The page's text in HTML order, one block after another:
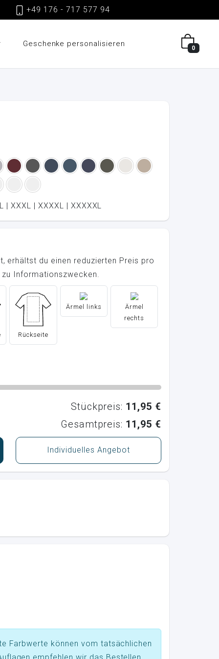
+49 176 - 717 577 94
0
Geschenke personalisieren
XXXL | XXXXL | XXXXXL
erhältst du einen reduzierten Preis pro
zu Informationszwecken.
Rückseite
Ärmel links
Ärmel
rechts
Stückpreis: 11,95 €
Gesamtpreis: 11,95 €
Individuelles Angebot
Farbwerte können vom tatsächlichen
empfehlen wir das Bestellen